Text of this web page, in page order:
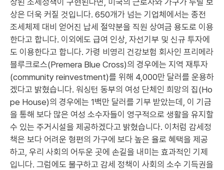
상된 조세정책이 구현된다면, 미국의 근로자와 가구가 누릴 보
상은 더욱 커질 것입니다. 650개가 넘는 기업체에서는 종전
조세체제 대비 얻어진 납세 절약분을 직원 상여금 용도로 이용
한다고 합니다. 이외에도 급여 인상, 자선기부 및 신규 투자에
도 이용한다고 합니다. 가령 비영리 건강보험 회사인 프리메라
블루크로스(Premera Blue Cross)의 경우에는 지역 재투자
(community reinvestment)를 위해 4,000만 달러를 운용하
겠다고 밝혔습니다. 워싱턴 동부의 여성 단체인 희망의 집(Ho
pe House)의 경우에는 1백만 달러를 기부 받았는데, 이 기금
을 통해 보다 많은 여성 소수자들이 영구적으로 생활을 유지할
수 있는 주거시설을 제공하겠다고 밝혔습니다. 이처럼 감세정
책은 보다 어려운 형편의 가구에 보다 높은 율로 혜택을 제공
하고, 우리 사회의 어두운 곳에 손길을 내미는 효과적인 기제
입니다. 그럼에도 불구하고 감세 정책이 사회의 소수 기득권을